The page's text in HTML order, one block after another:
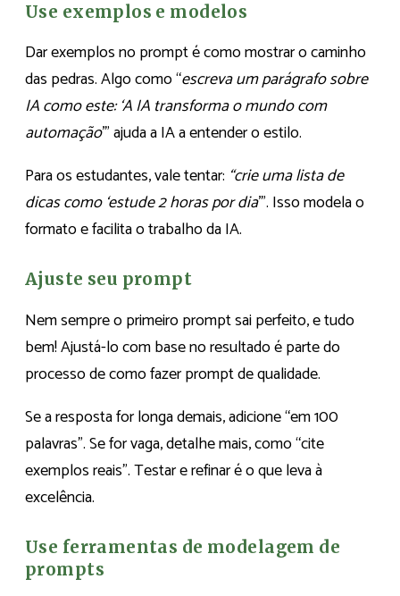
Use exemplos e modelos
Dar exemplos no prompt é como mostrar o caminho
das pedras. Algo como “escreva um parágrafo sobre
IA como este: ‘A IA transforma o mundo com
automação’” ajuda a IA a entender o estilo.
Para os estudantes, vale tentar: “crie uma lista de
dicas como ‘estude 2 horas por dia’”. Isso modela o
formato e facilita o trabalho da IA.
Ajuste seu prompt
Nem sempre o primeiro prompt sai perfeito, e tudo
bem! Ajustá-lo com base no resultado é parte do
processo de como fazer prompt de qualidade.
Se a resposta for longa demais, adicione “em 100
palavras”. Se for vaga, detalhe mais, como “cite
exemplos reais”. Testar e refinar é o que leva à
excelência.
Use ferramentas de modelagem de
prompts